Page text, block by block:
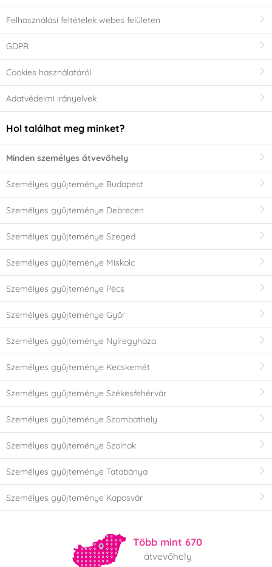
Felhasználási feltételek webes felületen
GDPR
Cookies használatáról
Adatvédelmi irányelvek
Hol találhat meg minket?
Minden személyes átvevőhely
Személyes gyűjteménye Budapest
Személyes gyűjteménye Debrecen
Személyes gyűjteménye Szeged
Személyes gyűjteménye Miskolc
Személyes gyűjteménye Pécs
Személyes gyűjteménye Győr
Személyes gyűjteménye Nyíregyháza
Személyes gyűjteménye Kecskemét
Személyes gyűjteménye Székesfehérvár
Személyes gyűjteménye Szombathely
Személyes gyűjteménye Szolnok
Személyes gyűjteménye Tatabánya
Személyes gyűjteménye Kaposvár
Több mint 670
átvevőhely